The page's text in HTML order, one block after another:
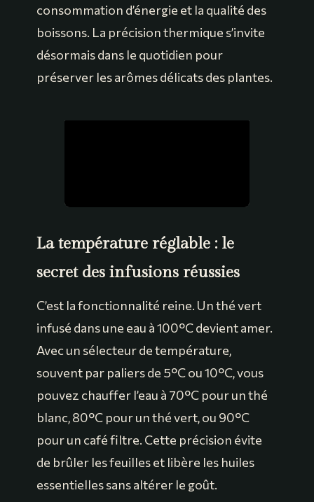
consommation d’énergie et la qualité des
boissons. La précision thermique s’invite
désormais dans le quotidien pour
préserver les arômes délicats des plantes.
La température réglable : le
secret des infusions réussies
C’est la fonctionnalité reine. Un thé vert
infusé dans une eau à 100°C devient amer.
Avec un sélecteur de température,
souvent par paliers de 5°C ou 10°C, vous
pouvez chauffer l’eau à 70°C pour un thé
blanc, 80°C pour un thé vert, ou 90°C
pour un café filtre. Cette précision évite
de brûler les feuilles et libère les huiles
essentielles sans altérer le goût.